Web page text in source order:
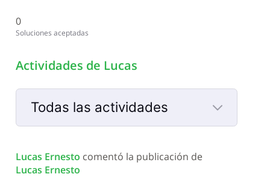
0
Soluciones aceptadas
Actividades de Lucas
Todas las actividades
Selected
las
Lucas Ernesto comentó la publicación de
Lucas Ernesto